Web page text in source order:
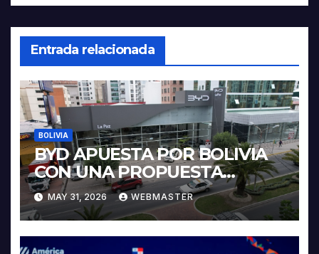
Entrada relacionada
BOLIVIA
BYD APUESTA POR BOLIVIA
CON UNA PROPUESTA
INTEGRAL PARA IMPULSAR
LA ELECTROMOVILIDAD Y LA
INDUSTRIALIZACIÓN DEL
LITIO
MAY 31, 2026 WEBMASTER